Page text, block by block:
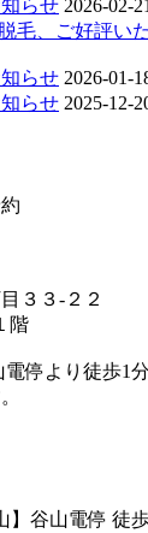
らせ 2026-02-
毛、ご好評い
らせ 2026-01-
らせ 2025-12-
３３-２２
階
電停より徒歩1
】谷山電停 徒